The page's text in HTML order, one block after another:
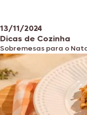
13/11/2024
Dicas de Cozinha
Sobremesas para o